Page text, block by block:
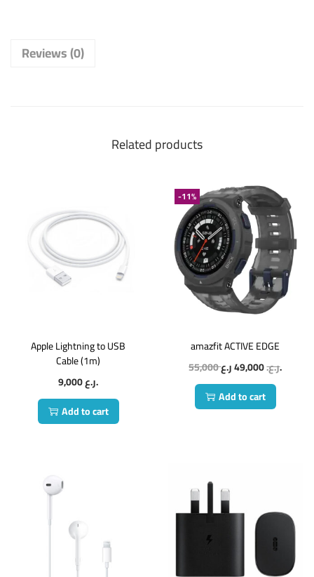
Reviews (0)
Related products
Apple Lightning to USB
Cable (1m)
9,000
ر.ع.
Add to cart
-11%
amazfit ACTIVE EDGE
55,000
ر.ع.49,000
ر.ع.
Add to cart